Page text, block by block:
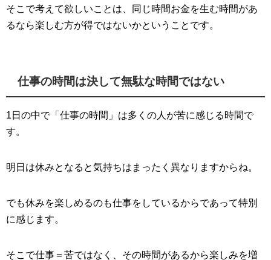
そこで考えて欲しいことは、同じ時間お金を生む時間があ
るなら楽しむ方が得ではないかということです。
仕事の時間は決して無駄な時間ではない
1日の中で「仕事の時間」は多くの人が苦に感じる時間で
す。
明日は休みとなると気持ちはまったく異なりますからね。
でも休みを楽しめるのも仕事をしているからであって特別
に感じます。
そこで仕事＝苦ではなく、その時間があるから楽しみを増